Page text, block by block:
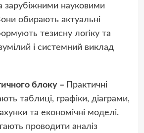
зарубіжними науковими
обирають актуальні
тезисну логіку та
і системний виклад
блоку – Практичні
таблиці, графіки, діаграми,
та економічні моделі.
проводити аналіз